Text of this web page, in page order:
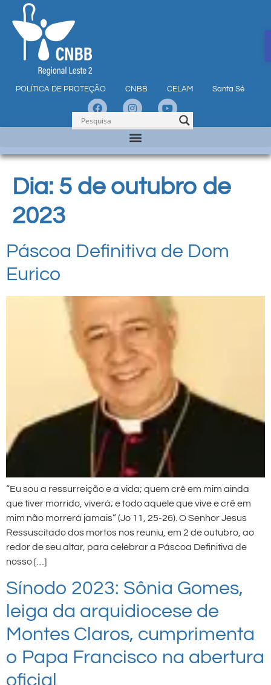
POLÍTICA DE PROTEÇÃO CNBB CELAM Santa Sé
Dia: 5 de outubro de
2023
Páscoa Definitiva de Dom
Eurico
“Eu sou a ressurreição e a vida; quem crê em mim ainda
que tiver morrido, viverá; e todo aquele que vive e crê em
mim não morrerá jamais” (Jo 11, 25-26). O Senhor Jesus
Ressuscitado dos mortos nos reuniu, em 2 de outubro, ao
redor de seu altar, para celebrar a Páscoa Definitiva de
nosso […]
Sínodo 2023: Sônia Gomes,
leiga da arquidiocese de
Montes Claros, cumprimenta
o Papa Francisco na abertura
oficial